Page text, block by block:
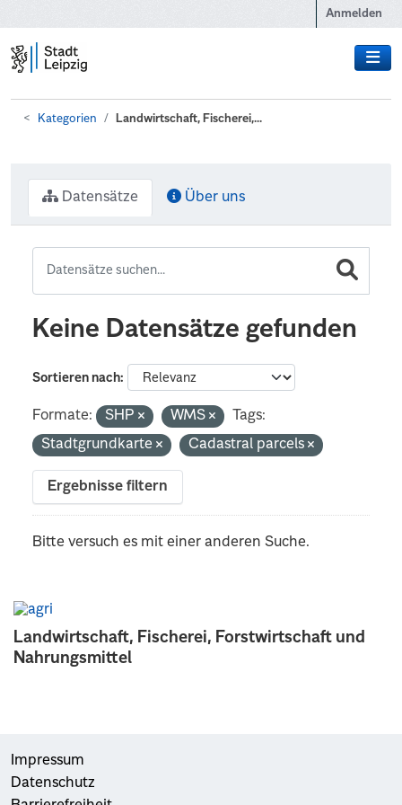
Anmelden
Kategorien Landwirtschaft, Fischerei,...
Landwirtschaft, Fischerei, Forstwirtschaft und
Nahrungsmittel
Datensätze Über uns
Keine Datensätze gefunden
Sortieren nach
Formate: SHP WMS
Tags:
Stadtgrundkarte
Cadastral parcels
Ergebnisse filtern
Bitte versuch es mit einer anderen Suche.
Impressum
Datenschutz